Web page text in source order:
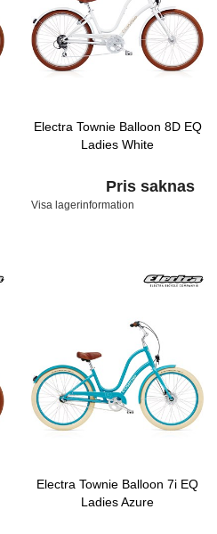
Electra Townie Balloon 8D EQ
Ladies White
Pris saknas
Visa lagerinformation
Electra Townie Balloon 7i EQ
Ladies Azure